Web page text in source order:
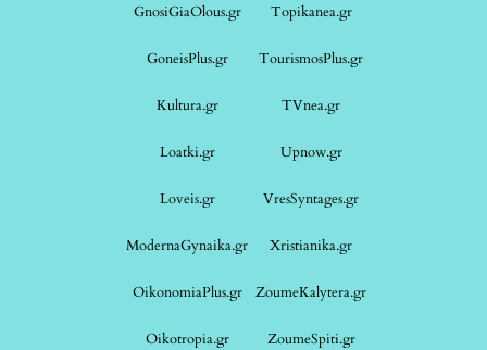
GnosiGiaOlous.gr Topikanea.gr
GoneisPlus.gr TourismosPlus.gr
Kultura.gr TVnea.gr
Loatki.gr Upnow.gr
Loveis.gr VresSyntages.gr
ModernaGynaika.gr Xristianika.gr
OikonomiaPlus.gr ZoumeKalytera.gr
Oikotropia.gr ZoumeSpiti.gr